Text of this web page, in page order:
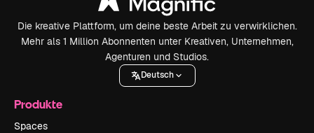
Die kreative Plattform, um deine beste Arbeit zu verwirklichen.
Mehr als 1 Million Abonnenten unter Kreativen, Unternehmen,
Agenturen und Studios.
Deutsch
Produkte
Spaces